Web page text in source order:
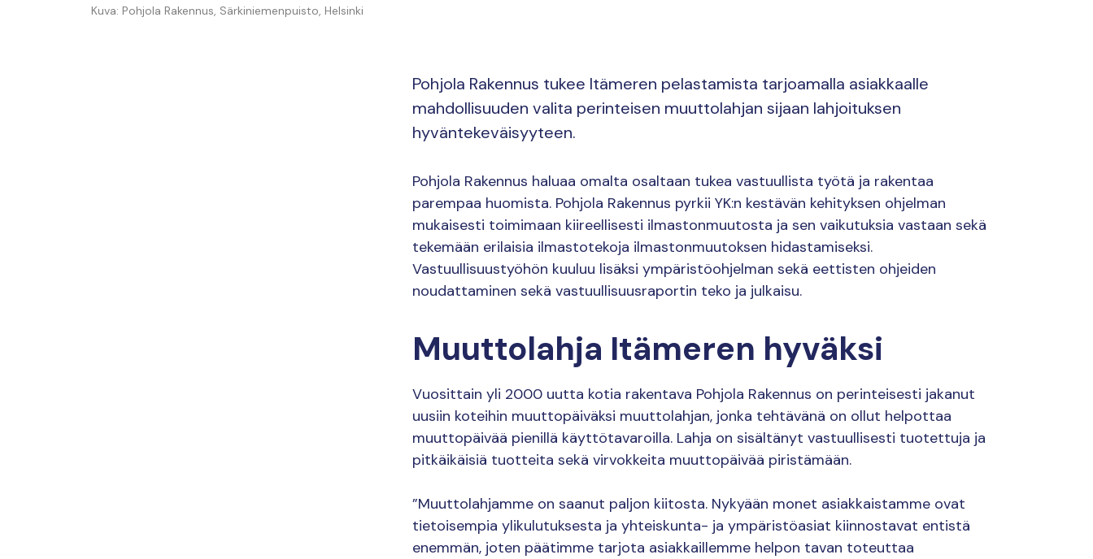
Kuva: Pohjola Rakennus, Särkiniemenpuisto, Helsinki
Pohjola Rakennus tukee Itämeren pelastamista tarjoamalla asiakkaalle
mahdollisuuden valita perinteisen muuttolahjan sijaan lahjoituksen
hyväntekeväisyyteen.
Pohjola Rakennus haluaa omalta osaltaan tukea vastuullista työtä ja rakentaa
parempaa huomista. Pohjola Rakennus pyrkii YK:n kestävän kehityksen ohjelman
mukaisesti toimimaan kiireellisesti ilmastonmuutosta ja sen vaikutuksia vastaan sekä
tekemään erilaisia ilmastotekoja ilmastonmuutoksen hidastamiseksi.
Vastuullisuustyöhön kuuluu lisäksi ympäristöohjelman sekä eettisten ohjeiden
noudattaminen sekä vastuullisuusraportin teko ja julkaisu.
Muuttolahja Itämeren hyväksi
Vuosittain yli 2000 uutta kotia rakentava Pohjola Rakennus on perinteisesti jakanut
uusiin koteihin muuttopäiväksi muuttolahjan, jonka tehtävänä on ollut helpottaa
muuttopäivää pienillä käyttötavaroilla. Lahja on sisältänyt vastuullisesti tuotettuja ja
pitkäikäisiä tuotteita sekä virvokkeita muuttopäivää piristämään.
”Muuttolahjamme on saanut paljon kiitosta. Nykyään monet asiakkaistamme ovat
tietoisempia ylikulutuksesta ja yhteiskunta- ja ympäristöasiat kiinnostavat entistä
enemmän, joten päätimme tarjota asiakkaillemme helpon tavan toteuttaa